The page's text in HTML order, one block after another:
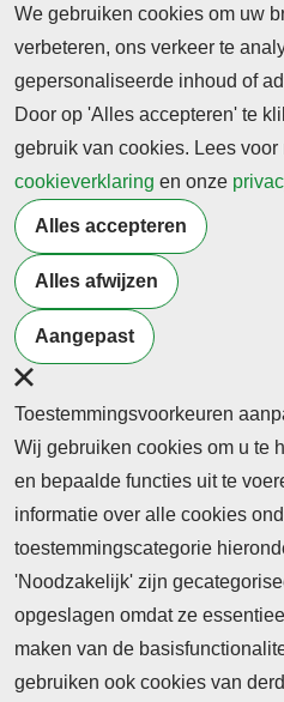
Vanaf 1 september a.s. is
Onderwijsraad.
12 juni 2024
Overheid Management
Rob de Werd directeur Kennis
Rob de Werd start per 26
Kennis en Strategie bij het
Lees het hele bericht
1 2 3 ... 5
We gebruiken cookies om uw
verbeteren, ons verkeer te
gepersonaliseerde inhoud of
Door op 'Alles accepteren' te
gebruik van cookies. Lees
cookieverklaring en onze
Alles accepteren
Alles afwijzen
Aangepast
Toestemmingsvoorkeuren
Wij gebruiken cookies om u te
en bepaalde functies uit te
informatie over alle cookies
toestemmingscategorie
'Noodzakelijk' zijn
opgeslagen omdat ze
maken van de
gebruiken ook cookies van